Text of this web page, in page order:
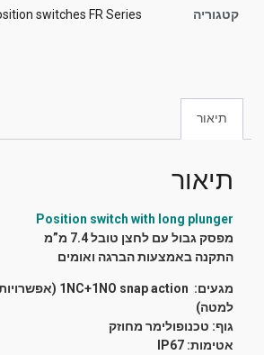
קטגוריה
switches FR Series
תיאור
תיאור
Position switch with long plunger
מפסק גבול עם לחצן טובל 7.4 מ”מ
התקנה באמצעות הברגה ואומים
מגעים: 1NC+1NO snap action
למטה)
גוף: טכנופולימר מחוזק
אטימות: IP67